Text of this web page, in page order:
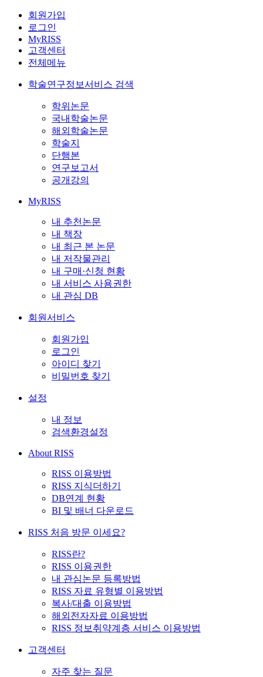
회원가입
로그인
MyRISS
고객센터
전체메뉴
학술연구정보서비스 검색
학위논문
국내학술논문
해외학술논문
학술지
단행본
연구보고서
공개강의
MyRISS
내 추천논문
내 책장
내 최근 본 논문
내 저작물관리
내 구매·신청 현황
내 서비스 사용권한
내 관심 DB
회원서비스
회원가입
로그인
아이디 찾기
비밀번호 찾기
설정
내 정보
검색환경설정
About RISS
RISS 이용방법
RISS 지식더하기
DB연계 현황
BI 및 배너 다운로드
RISS 처음 방문 이세요?
RISS란?
RISS 이용권한
내 관심논문 등록방법
RISS 자료 유형별 이용방법
복사/대출 이용방법
해외전자자료 이용방법
RISS 정보취약계층 서비스 이용방법
고객센터
자주 찾는 질문